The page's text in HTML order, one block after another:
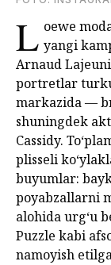
L oewe
yangi
Arnaud
portretlar
markazida —
shuningdek
Cassidy.
plisseli
buyumlar:
poyabzallarni
alohida urg‘u
Puzzle kabi
namoyish